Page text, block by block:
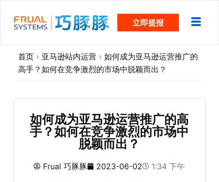
过
立即提报
首页 › 亚马逊站内运营 › 如何成为亚马逊运营推广的
高手？如何在竞争激烈的市场中脱颖而出？
如何成为亚马逊运营推广的高
手？如何在竞争激烈的市场中
脱颖而出？
Frual 巧豚豚 2023-06-02 1:34 下午